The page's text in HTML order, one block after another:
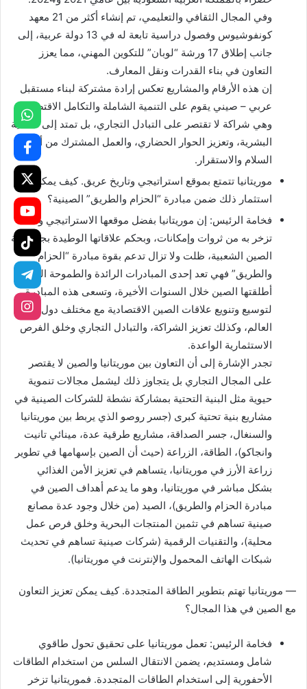
وفي المجال الثقافي والتعليمي، تم إنشاء أكثر من 21 معهد
كونفوشيوس وفصول دراسية تابعة له في 13 دولة عربية، إلى
جانب إطلاق 17 ورشة “لوبان” للتكوين المهني، مما يعزز
التعاون في بناء القدرات ونقل المعارف.
إن هذه الأرقام والمشاريع تعكس إرادة مشتركة لبناء مستقبل
عربي – صيني يقوم على التنمية الشاملة والتكامل الاقتصادي،
وهي شراكة لا تقتصر على التبادل التجاري، بل تمتد إلى التنمية
البشرية، وتعزيز الحوار الحضاري، والعمل المشترك من أجل
السلام والاستقرار.
موريتانيا تتمتع بموقع استراتيجي وتاريخ عريق. كيف يمكن
استثمار ذلك ضمن مبادرة “الحزام والطريق” الصينية؟
فخامة الرئيس: إن موريتانيا بفضل موقعها الاستراتيجي وما
تزخر به من ثروات وإمكانات، وبحكم علاقاتها الوطيدة بجمهورية
الصين الشعبية، ظلت ولا تزال تدعم بقوة مبادرة “الحزام
والطريق” فهي تعد إحدى المبادرات الرائدة والطموحة التي
أطلقتها الصين خلال السنوات الأخيرة، وتسعى هذه المبادرة
لتوسيع وتنويع علاقات الصين الاقتصادية مع مختلف دول
العالم، وكذلك تعزيز الشراكة، والتبادل التجاري وخلق الفرص
الاستثمارية الواعدة.
تجدر الإشارة إلى أن التعاون بين موريتانيا والصين لا يقتصر
على المجال التجاري بل يتجاوز ذلك ليشمل مجالات تنموية
حيوية مثل البنية التحتية بمشاركة نشطة للشركات الصينية في
مشاريع بنية تحتية كبرى (جسر روصو الذي يربط بين موريتانيا
والسنغال، جسر الصداقة، مشاريع طرقية عدة، مينائي تانيت
وانجاكو)، الطاقة، الزراعة (حيث أن الصين بإسهامها في تطوير
زراعة الأرز في موريتانيا، يتساهم في تعزيز الأمن الغذائي
بشكل مباشر في موريتانيا، وهو ما يدعم أهداف الصين في
مبادرة الحزام والطريق)، الصيد (من خلال وجود عدة مصانع
صينية تساهم في تثمين المنتجات البحرية وخلق فرص عمل
محلية)، والتقنيات الرقمية (شركات صينية تساهم في تحديث
شبكات الهاتف المحمول والإنترنت في موريتانيا).
— موريتانيا تهتم بتطوير الطاقة المتجددة. كيف يمكن تعزيز التعاون
مع الصين في هذا المجال؟
فخامة الرئيس: تعمل موريتانيا على تحقيق تحول طاقوي
شامل ومستديم، يضمن الانتقال السلس من استخدام الطاقات
الأحفورية إلى استخدام الطاقات المتجددة. فموريتانيا تزخر